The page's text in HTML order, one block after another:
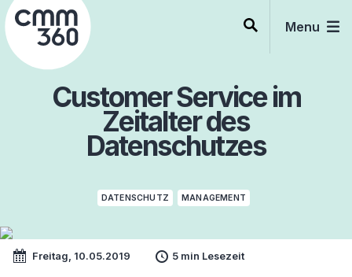
Skip
to
content
Menu
Customer Service im
Zeitalter des
Datenschutzes
DATENSCHUTZ MANAGEMENT
Freitag, 10.05.2019 5 min Lesezeit